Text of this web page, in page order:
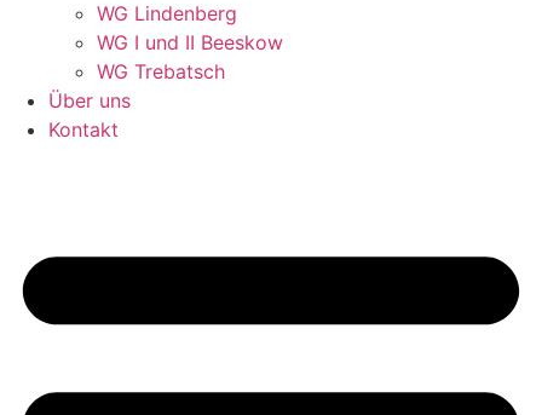
WG Lindenberg
WG I und II Beeskow
WG Trebatsch
Über uns
Kontakt